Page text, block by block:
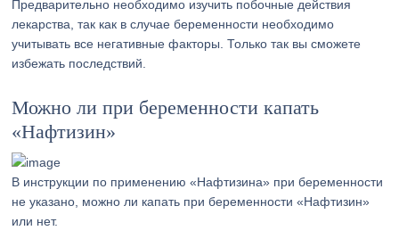
Предварительно необходимо изучить побочные действия
лекарства, так как в случае беременности необходимо
учитывать все негативные факторы. Только так вы сможете
избежать последствий.
Можно ли при беременности капать
«Нафтизин»
В инструкции по применению «Нафтизина» при беременности
не указано, можно ли капать при беременности «Нафтизин»
или нет.